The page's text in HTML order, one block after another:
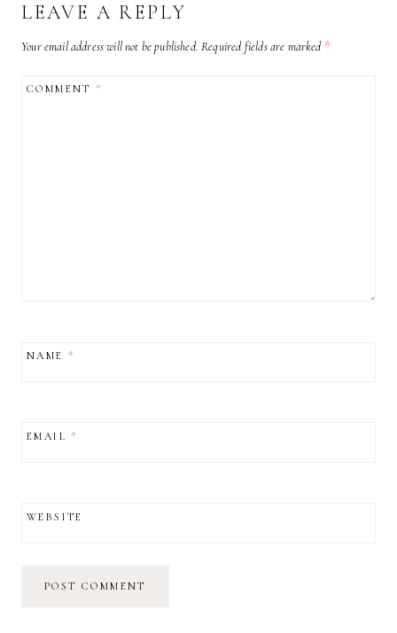
LEAVE A REPLY
Your email address will not be published. Required fields are marked *
COMMENT*
NAME *
EMAIL*
WEBSITE